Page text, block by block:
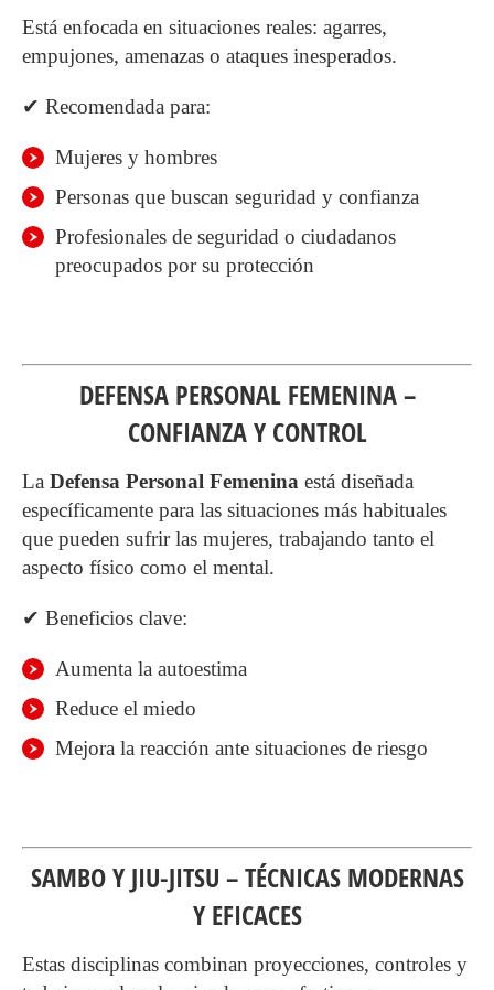
Está enfocada en situaciones reales: agarres,
empujones, amenazas o ataques inesperados.
✔ Recomendada para:
Mujeres y hombres
Personas que buscan seguridad y confianza
Profesionales de seguridad o ciudadanos
preocupados por su protección
DEFENSA PERSONAL FEMENINA –
CONFIANZA Y CONTROL
La Defensa Personal Femenina está diseñada
específicamente para las situaciones más habituales
que pueden sufrir las mujeres, trabajando tanto el
aspecto físico como el mental.
✔ Beneficios clave:
Aumenta la autoestima
Reduce el miedo
Mejora la reacción ante situaciones de riesgo
SAMBO Y JIU-JITSU – TÉCNICAS MODERNAS
Y EFICACES
Estas disciplinas combinan proyecciones, controles y